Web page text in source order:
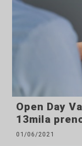
Open Day
13mila
01/06/2021